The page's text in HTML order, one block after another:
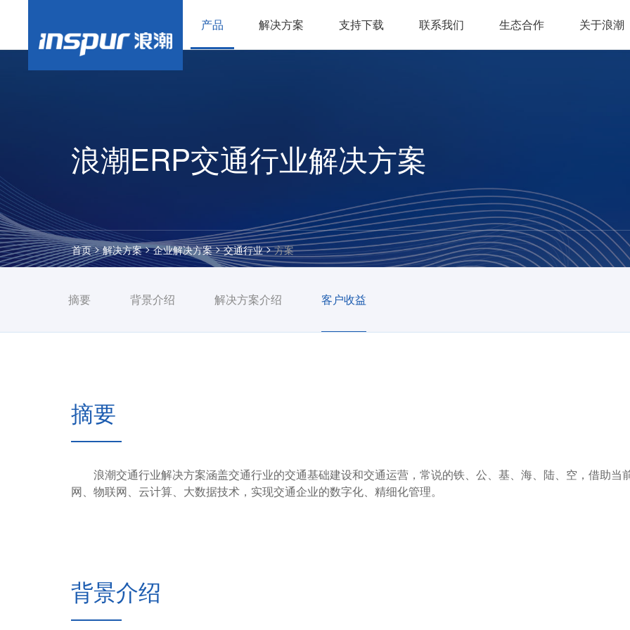
产品 解决方案 支持下载 联系我们 生态合作 关于浪潮
浪潮ERP交通行业解决方案
首页>解决方案>企业解决方案>交通行业>方案
摘要 背景介绍 解决方案介绍 客户收益
摘要
浪潮交通行业解决方案涵盖交通行业的交通基础建设和交通运营，常说的铁、公、基、海、陆、空，借助当
网、物联网、云计算、大数据技术，实现交通企业的数字化、精细化管理。
背景介绍